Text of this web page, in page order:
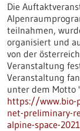
Die
teilnahmen,
organisiert und
von der
Veranstaltung
Veranstaltung
unter dem Motto
https://www.bio-
net-preliminary-
alpine-space-